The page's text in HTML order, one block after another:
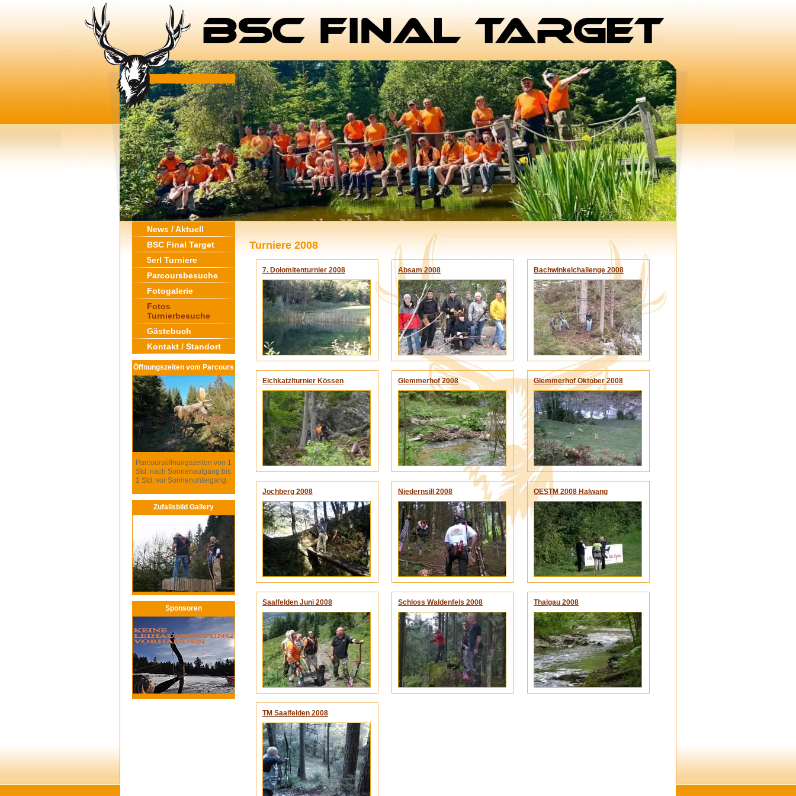
News / Aktuell
BSC Final Target
5erl Turniere
Parcoursbesuche
Fotogalerie
Fotos
Turnierbesuche
Gästebuch
Kontakt / Standort
Öffnungszeiten vom Parcours
Parcoursöffnungszeiten von 1
Std. nach Sonnenaufgang bis
1 Std. vor Sonnenuntergang.
Zufallsbild Gallery
Sponsoren
Turniere 2008
7. Dolomitenturnier 2008 Absam 2008 Bachwinkelchallenge 2008
Eichkatzlturnier Kössen
2008
Glemmerhof 2008 Glemmerhof Oktober 2008
Jochberg 2008 Niedernsill 2008 OESTM 2008 Halwang
Saalfelden Juni 2008 Schloss Waldenfels 2008 Thalgau 2008
TM Saalfelden 2008